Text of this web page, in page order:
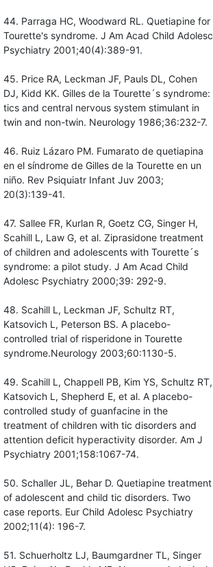
44. Parraga HC, Woodward RL. Quetiapine for
Tourette's syndrome. J Am Acad Child Adolesc
Psychiatry 2001;40(4):389-91.
45. Price RA, Leckman JF, Pauls DL, Cohen
DJ, Kidd KK. Gilles de la Tourette´s syndrome:
tics and central nervous system stimulant in
twin and non-twin. Neurology 1986;36:232-7.
46. Ruiz Lázaro PM. Fumarato de quetiapina
en el síndrome de Gilles de la Tourette en un
niño. Rev Psiquiatr Infant Juv 2003;
20(3):139-41.
47. Sallee FR, Kurlan R, Goetz CG, Singer H,
Scahill L, Law G, et al. Ziprasidone treatment
of children and adolescents with Tourette´s
syndrome: a pilot study. J Am Acad Child
Adolesc Psychiatry 2000;39: 292-9.
48. Scahill L, Leckman JF, Schultz RT,
Katsovich L, Peterson BS. A placebo-
controlled trial of risperidone in Tourette
syndrome.Neurology 2003;60:1130-5.
49. Scahill L, Chappell PB, Kim YS, Schultz RT,
Katsovich L, Shepherd E, et al. A placebo-
controlled study of guanfacine in the
treatment of children with tic disorders and
attention deficit hyperactivity disorder. Am J
Psychiatry 2001;158:1067-74.
50. Schaller JL, Behar D. Quetiapine treatment
of adolescent and child tic disorders. Two
case reports. Eur Child Adolesc Psychiatry
2002;11(4): 196-7.
51. Schuerholtz LJ, Baumgardner TL, Singer